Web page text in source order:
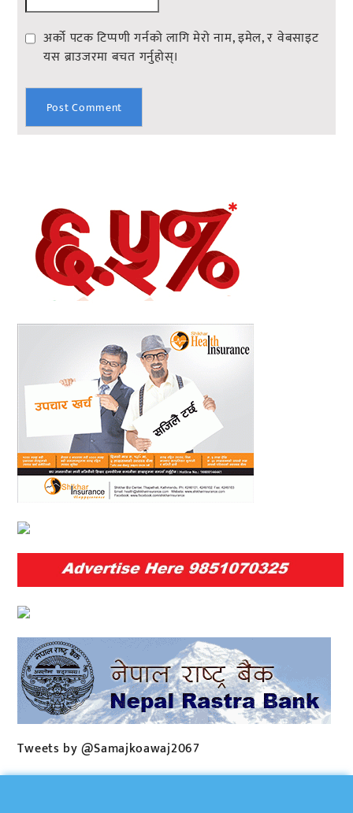
अर्को पटक टिप्पणी गर्नको लागि मेरो नाम, इमेल, र वेबसाइट
यस ब्राउजरमा बचत गर्नुहोस्।
Tweets by @Samajkoawaj2067